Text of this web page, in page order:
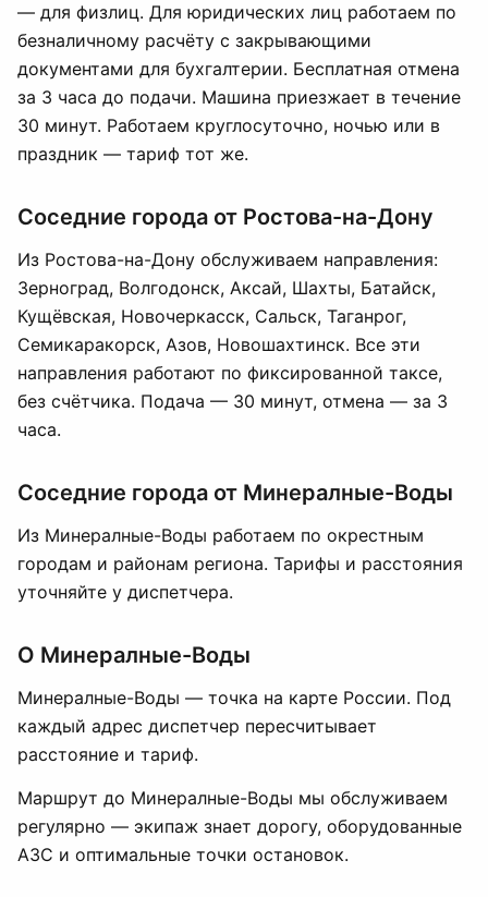
— для физлиц. Для юридических лиц работаем по
безналичному расчёту с закрывающими
документами для бухгалтерии. Бесплатная отмена
за 3 часа до подачи. Машина приезжает в течение
30 минут. Работаем круглосуточно, ночью или в
праздник — тариф тот же.
Соседние города от Ростова-на-Дону
Из Ростова-на-Дону обслуживаем направления:
Зерноград, Волгодонск, Аксай, Шахты, Батайск,
Кущёвская, Новочеркасск, Сальск, Таганрог,
Семикаракорск, Азов, Новошахтинск. Все эти
направления работают по фиксированной таксе,
без счётчика. Подача — 30 минут, отмена — за 3
часа.
Соседние города от Минералные-Воды
Из Минералные-Воды работаем по окрестным
городам и районам региона. Тарифы и расстояния
уточняйте у диспетчера.
О Минералные-Воды
Минералные-Воды — точка на карте России. Под
каждый адрес диспетчер пересчитывает
расстояние и тариф.
Маршрут до Минералные-Воды мы обслуживаем
регулярно — экипаж знает дорогу, оборудованные
АЗС и оптимальные точки остановок.